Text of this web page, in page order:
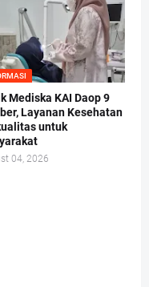
Mediska KAI Daop 9
Layanan Kesehatan
untuk
04, 2026